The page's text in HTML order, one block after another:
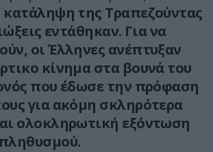
κατάληψη της Τραπεζούντας
εντάθηκαν. Για να
οι Έλληνες ανέπτυξαν
κίνημα στα βουνά του
που έδωσε την πρόφαση
για ακόμη σκληρότερα
ολοκληρωτική εξόντωση